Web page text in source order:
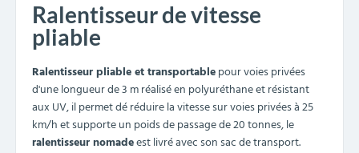
Ralentisseur de vitesse
pliable
Ralentisseur pliable et transportablepour voies privées
d'une longueur de 3 m réalisé en polyuréthane et résistant
aux UV, il permet dé réduire la vitesse sur voies privées à 25
km/h et supporte un poids de passage de 20 tonnes, le
ralentisseur nomadeest livré avec son sac de transport.